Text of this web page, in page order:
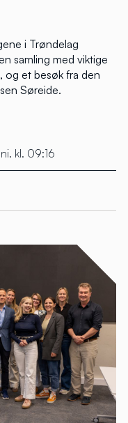
i Trøndelag
samling med viktige
og et besøk fra den
Søreide.
kl. 09:16